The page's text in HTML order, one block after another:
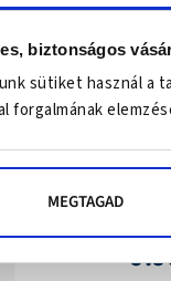
biztonságos
sütiket használ a
forgalmának
MEGTAGAD
CBD olaj